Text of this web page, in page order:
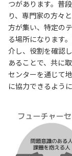
つがあります。普
り、専門家の方々
方が集い、特定の
る場所になります
介し、役割を確認
あることで、共に
センターを通じて
に協力できるよう